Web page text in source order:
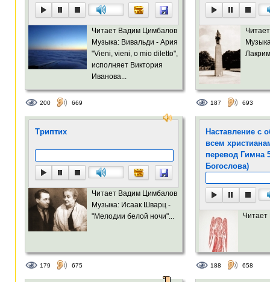
Читает Вадим Цимбалов
Музыка: Вивальди - Ария
"Vieni, vieni, o mio diletto",
исполняет Виктория
Иванова...
200 669 187 693
Триптих
Читает Вадим Цимбалов
Музыка: Исаак Шварц -
"Мелодии белой ночи"...
179 675
Наставление с
всем
перевод Гимна
Богослова)
188 658